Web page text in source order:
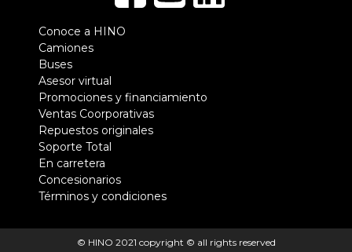
Pie
de
página
Conoce a HINO
Camiones
Buses
Asesor virtual
Promociones y financiamiento
Ventas Coorporativas
Repuestos originales
Soporte Total
En carretera
Concesionarios
Términos y condiciones
© HINO 2021 copyright © all rights reserved